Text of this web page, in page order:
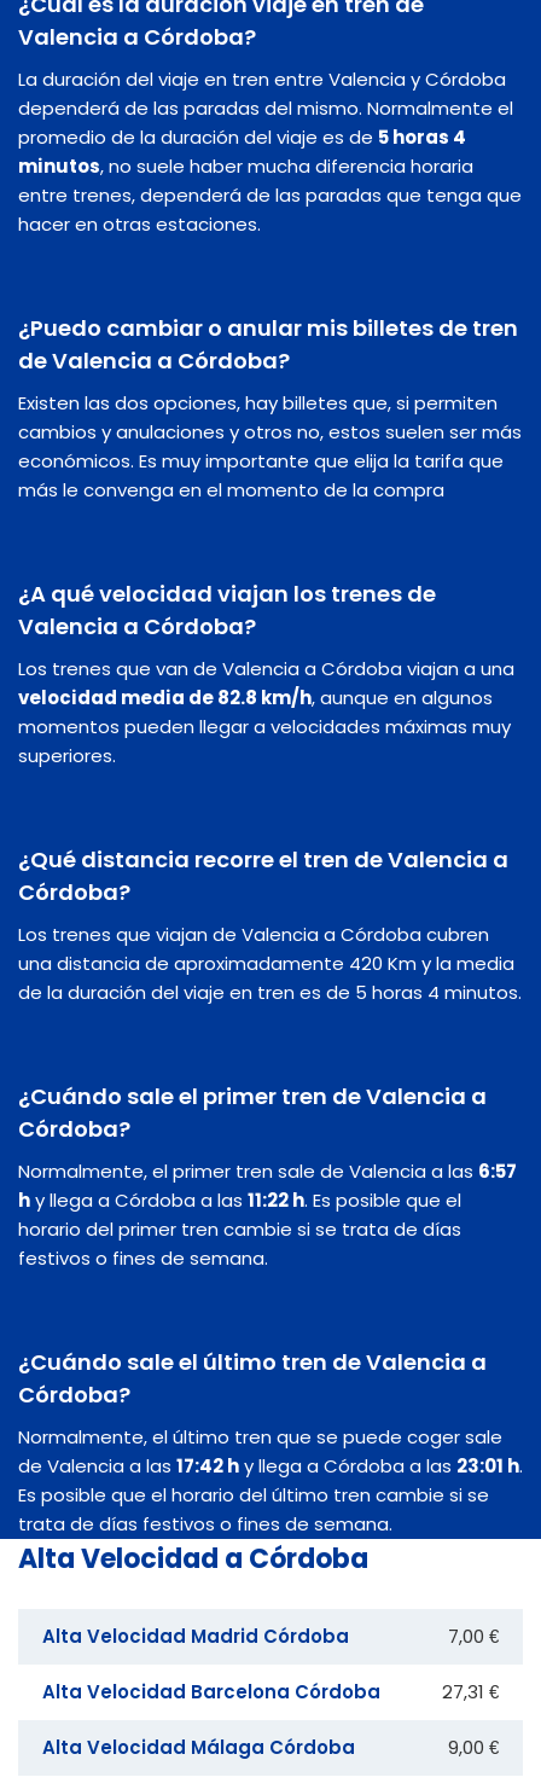
Valencia a Córdoba?
La duración del viaje en tren entre Valencia y Córdoba
dependerá de las paradas del mismo. Normalmente el
promedio de la duración del viaje es de 5 horas 4
minutos, no suele haber mucha diferencia horaria
entre trenes, dependerá de las paradas que tenga que
hacer en otras estaciones.
¿Puedo cambiar o anular mis billetes de tren
de Valencia a Córdoba?
Existen las dos opciones, hay billetes que, si permiten
cambios y anulaciones y otros no, estos suelen ser más
económicos. Es muy importante que elija la tarifa que
más le convenga en el momento de la compra
¿A qué velocidad viajan los trenes de
Valencia a Córdoba?
Los trenes que van de Valencia a Córdoba viajan a una
velocidad media de 82.8 km/h, aunque en algunos
momentos pueden llegar a velocidades máximas muy
superiores.
¿Qué distancia recorre el tren de Valencia a
Córdoba?
Los trenes que viajan de Valencia a Córdoba cubren
una distancia de aproximadamente 420 Km y la media
de la duración del viaje en tren es de 5 horas 4 minutos.
¿Cuándo sale el primer tren de Valencia a
Córdoba?
Normalmente, el primer tren sale de Valencia a las 6:57
hy llega a Córdoba a las 11:22 h. Es posible que el
horario del primer tren cambie si se trata de días
festivos o fines de semana.
¿Cuándo sale el último tren de Valencia a
Córdoba?
Normalmente, el último tren que se puede coger sale
de Valencia a las 17:42 hy llega a Córdoba a las 23:01 h.
Es posible que el horario del último tren cambie si se
trata de días festivos o fines de semana.
Alta Velocidad a Córdoba
Alta Velocidad Madrid Córdoba 7,00 €
Alta Velocidad Barcelona Córdoba 27,31 €
Alta Velocidad Málaga Córdoba 9,00 €